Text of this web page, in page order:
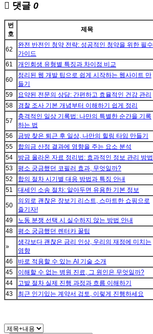
댓글 0
번
호
제목
62
완전 반전인 청약 전략: 성공적인 청약을 위한 필수
가이드
61 개인회생 유형별 특징과 차이점 비교
60
정리된 웹 개발 팁으로 쉽게 시작하는 웹사이트 만
들기
59 요약된 전문의 상담: 간편하고 효율적인 건강 관리
58
경찰 조사 기본 개념부터 이해하기 쉽게 정리
57
충격적인 일상 기록법: 나만의 특별한 순간을 기록
하는 법
56 금방 찾은 퇴근 후 일상, 나만의 힐링 타임 만들기
55
합의금 산정 결과에 영향을 주는 요소 분석
54
방금 올라온 자료 정리법: 효과적인 정보 관리 방법
53
평소 궁금했던 코필러 효과, 무엇일까?
52
합의 절차 시기별 대응 방법과 특징 안내
51
대세인 소송 절차: 알아두면 유용한 기본 정보
50
의외로 괜찮은 장보기 리스트, 스마트한 쇼핑으로
즐기자!
49 노동 분쟁 선택 시 실수하지 않는 방법 안내
48
평소 궁금했던 렌터카 꿀팁
»
생각보다 괜찮은 금리 인상, 우리의 재정에 미치는
영향
46 바로 적용할 수 있는 AI 기술 소개
45
이해할 수 없는 병원 진료, 그 원인은 무엇일까?
44
고발 절차 실제 진행 과정과 흐름 이해하기
43
최근 인기있는 계약서 검토, 이렇게 진행하세요